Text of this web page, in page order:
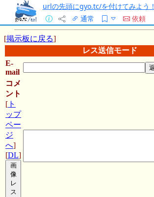
urlの先頭にgyo.tc/を付けてみよう！
通常
依頼